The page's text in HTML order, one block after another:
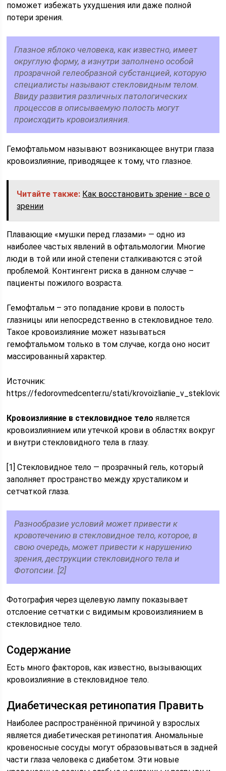
поможет избежать ухудшения или даже полной
потери зрения.
Глазное яблоко человека, как известно, имеет
округлую форму, а изнутри заполнено особой
прозрачной гелеобразной субстанцией, которую
специалисты называют стекловидным телом.
Ввиду развития различных патологических
процессов в описываемую полость могут
происходить кровоизлияния.
Гемофтальмом называют возникающее внутри глаза
кровоизлияние, приводящее к тому, что глазное.
Читайте также: Как восстановить зрение - все о
зрении
Плавающие «мушки перед глазами» — одно из
наиболее частых явлений в офтальмологии. Многие
люди в той или иной степени сталкиваются с этой
проблемой. Контингент риска в данном случае –
пациенты пожилого возраста.
Гемофтальм – это попадание крови в полость
глазницы или непосредственно в стекловидное тело.
Такое кровоизлияние может называться
гемофтальмом только в том случае, когда оно носит
массированный характер.
Источник:
https://fedorovmedcenter.ru/stati/
Кровоизлияние в стекловидное тело является
кровоизлиянием или утечкой крови в областях вокруг
и внутри стекловидного тела в глазу.
[1] Стекловидное тело — прозрачный гель, который
заполняет пространство между хрусталиком и
сетчаткой глаза.
Разнообразие условий может привести к
кровотечению в стекловидное тело, которое, в
свою очередь, может привести к нарушению
зрения, деструкции стекловидного тела и
Фотопсии. [2]
Фотография через щелевую лампу показывает
отслоение сетчатки с видимым кровоизлиянием в
стекловидное тело.
Содержание
Есть много факторов, как известно, вызывающих
кровоизлияние в стекловидное тело.
Диабетическая ретинопатия Править
Наиболее распространённой причиной у взрослых
является диабетическая ретинопатия. Аномальные
кровеносные сосуды могут образовываться в задней
части глаза человека с диабетом. Эти новые